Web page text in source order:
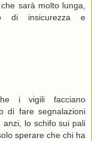
sarà molto lunga,
di insicurezza e
i vigili facciano
di fare segnalazioni
lo schifo sui pali
sperare che chi ha